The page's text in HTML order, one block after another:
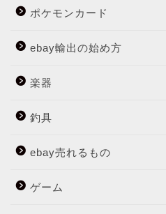
ポケモンカード
ebay輸出の始め方
楽器
釣具
ebay売れるもの
ゲーム